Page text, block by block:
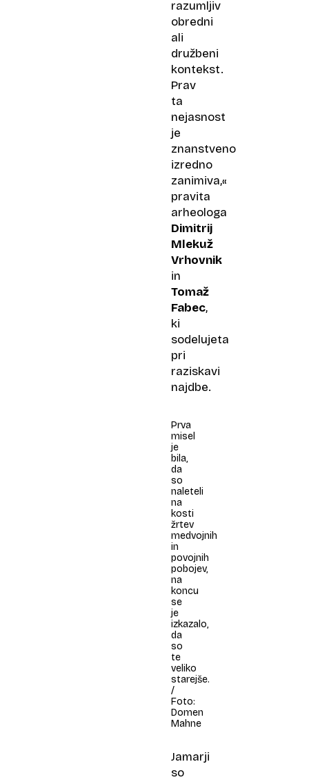
razumljiv
obredni
ali
družbeni
kontekst.
Prav
ta
nejasnost
je
znanstveno
izredno
zanimiva,«
pravita
arheologa
Dimitrij
Mlekuž
Vrhovnik
in
Tomaž
Fabec,
ki
sodelujeta
pri
raziskavi
najdbe.
Prva
misel
je
bila,
da
so
naleteli
na
kosti
žrtev
medvojnih
in
povojnih
pobojev,
na
koncu
se
je
izkazalo,
da
so
te
veliko
starejše.
/
Foto:
Domen
Mahne
Jamarji
so